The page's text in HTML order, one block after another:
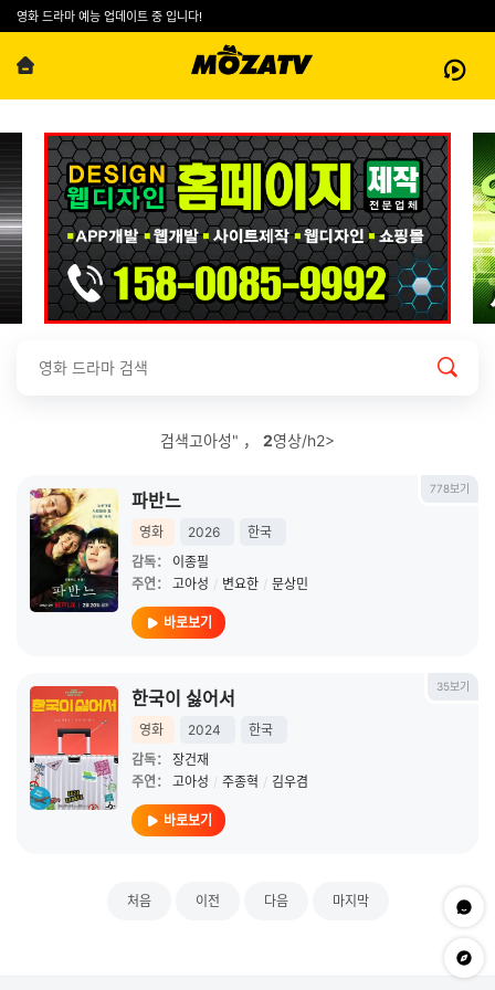
영화 드라마 예능 업데이트 중 입니다!
검색고아성" ， 2영상/h2>
778보기
파반느
영화 2026
한국
감독：
이종필
주연：
고아성 / 변요한 / 문상민
바로보기
35보기
한국이 싫어서
영화 2024
한국
감독：
장건재
주연：
고아성 / 주종혁 / 김우겸
바로보기
처음 이전 다음 마지막 문의하
app